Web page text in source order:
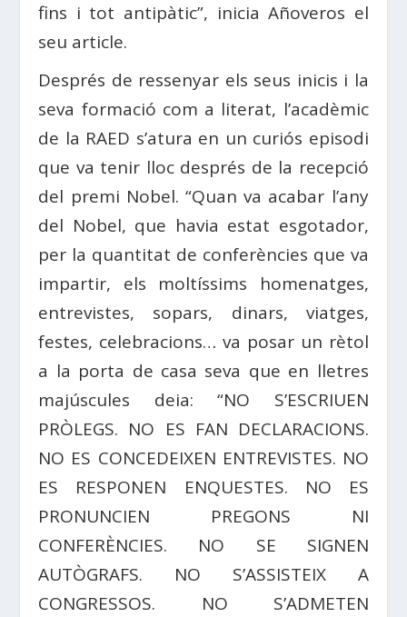
fins i tot antipàtic”, inicia Añoveros el
seu article.
Després de ressenyar els seus inicis i la
seva formació com a literat, l’acadèmic
de la RAED s’atura en un curiós episodi
que va tenir lloc després de la recepció
del premi Nobel. “Quan va acabar l’any
del Nobel, que havia estat esgotador,
per la quantitat de conferències que va
impartir, els moltíssims homenatges,
entrevistes, sopars, dinars, viatges,
festes, celebracions… va posar un rètol
a la porta de casa seva que en lletres
majúscules deia: “NO S’ESCRIUEN
PRÒLEGS. NO ES FAN DECLARACIONS.
NO ES CONCEDEIXEN ENTREVISTES. NO
ES RESPONEN ENQUESTES. NO ES
PRONUNCIEN PREGONS NI
CONFERÈNCIES. NO SE SIGNEN
AUTÒGRAFS. NO S’ASSISTEIX A
CONGRESSOS. NO S’ADMETEN